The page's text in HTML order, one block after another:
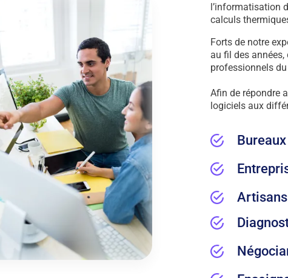
l’informatisation
calculs
Forts de notre
au fil des
professionnels
Afin de répondre
logiciels aux
Bureaux
Artisans